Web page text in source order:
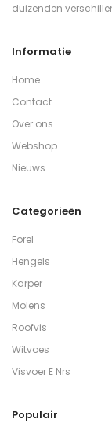
duizenden
Informatie
Home
Contact
Over ons
Webshop
Nieuws
Categorieën
Forel
Hengels
Karper
Molens
Roofvis
Witvoes
Visvoer E Nrs
Populair